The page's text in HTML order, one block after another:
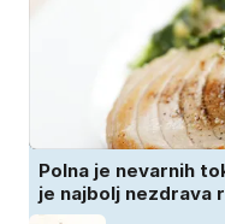
Polna je nevarnih
je najbolj nezdrava